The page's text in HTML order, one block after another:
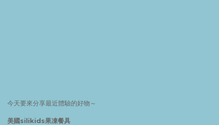
今天要來分享最近體驗的好物～
美國silikids果凍餐具